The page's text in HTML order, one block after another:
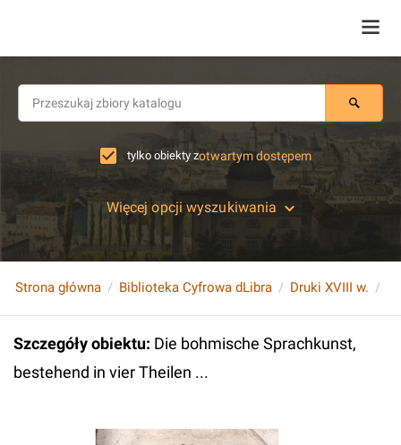
tylko obiekty zotwartym dostępem
Więcej opcji wyszukiwania
Strona główna Biblioteka Cyfrowa dLibra Druki XVIII w.
Szczegóły obiektu: Die bohmische Sprachkunst,
bestehend in vier Theilen ...